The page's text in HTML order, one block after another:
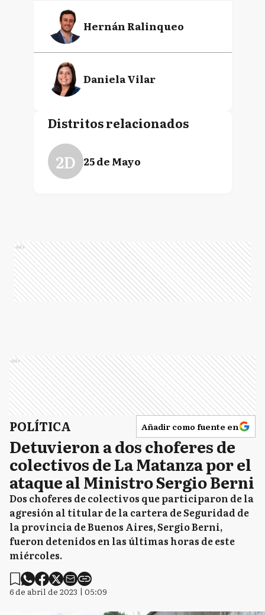
Hernán Ralinqueo
Daniela Vilar
Distritos relacionados
2D 25 de Mayo
Ads
Ads
POLÍTICA Añadir como fuente en
Detuvieron a dos choferes de
colectivos de La Matanza por el
ataque al Ministro Sergio Berni
Dos choferes de colectivos que participaron de la
agresión al titular de la cartera de Seguridad de
la provincia de Buenos Aires, Sergio Berni,
fueron detenidos en las últimas horas de este
miércoles.
6 de abril de 2023 | 05:09